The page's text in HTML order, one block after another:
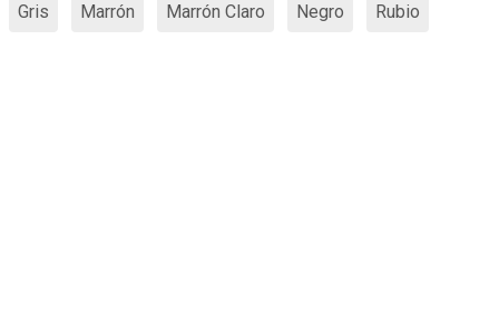
Gris Marrón Marrón Claro Negro Rubio